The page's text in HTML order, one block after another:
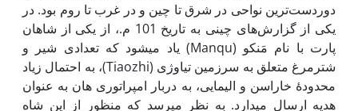
دوردست‌ترین نواحی در شرق تا چین و در غرب تا روم بود. در
یکی از گزارش‌های چینی به تاریخ 101 م.، از یکی از شاهان
پارت با نام مَنکو (Manqu) یاد می­شود که تعدادی شیر و
شترمرغ متعلق به سرزمین تیاوژی (Tiaozhi)، به احتمال زیاد
محدودۀ خاراسن و الیمایی، به دربار امپراتوری هان به عنوان
هدیه ارسال می­دارد. به نظر می­رسد که منظور از این شاه